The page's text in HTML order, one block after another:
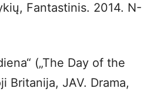
Fantastinis. 2014. N-
(„The Day of the
Britanija, JAV. Drama,